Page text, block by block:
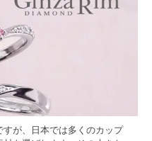
が、日本では多くのカップ